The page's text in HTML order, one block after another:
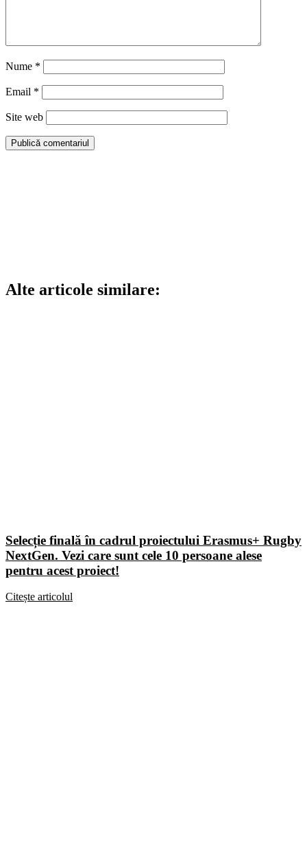
Nume *
Email *
Site web
Alte articole similare:
Selecție finală în cadrul proiectului Erasmus+ Rugby
NextGen. Vezi care sunt cele 10 persoane alese
pentru acest proiect!
Citește articolul